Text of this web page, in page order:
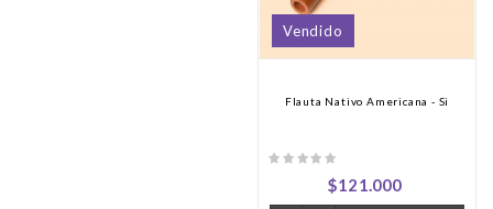
Vendido
Flauta Nativo Americana - Si
$121.000